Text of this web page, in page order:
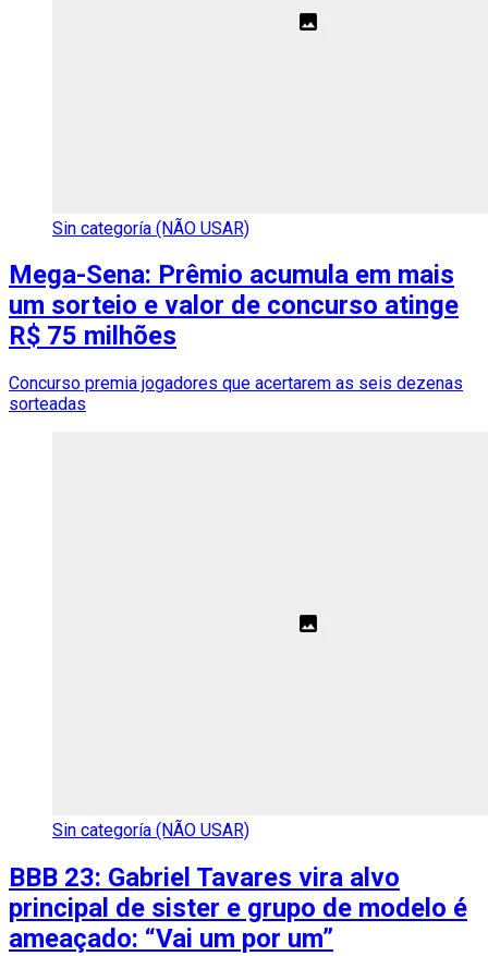
Sin categoría (NÃO USAR)
Mega-Sena: Prêmio acumula em mais
um sorteio e valor de concurso atinge
R$ 75 milhões
Concurso premia jogadores que acertarem as seis dezenas
sorteadas
Sin categoría (NÃO USAR)
BBB 23: Gabriel Tavares vira alvo
principal de sister e grupo de modelo é
ameaçado: “Vai um por um”